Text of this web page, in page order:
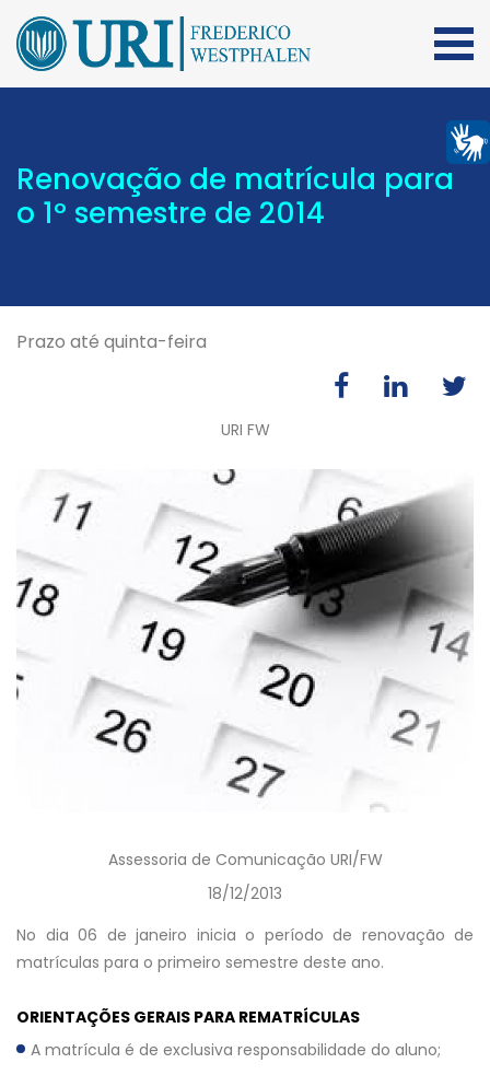
Renovação de matrícula para
o 1º semestre de 2014
Prazo até quinta-feira
URI FW
Assessoria de Comunicação URI/FW
18/12/2013
No dia 06 de janeiro inicia o período de renovação de
matrículas para o primeiro semestre deste ano.
ORIENTAÇÕES GERAIS PARA REMATRÍCULAS
A matrícula é de exclusiva responsabilidade do aluno;